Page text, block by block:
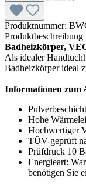
Produktnummer:
Produktbeschreibung
Badheizkörper,
Als idealer
Badheizkörper ideal
Informationen zum
Hohe
Hochwertiger
TÜV-geprüft
Prüfdruck 10
Energieart:
benötigen Sie